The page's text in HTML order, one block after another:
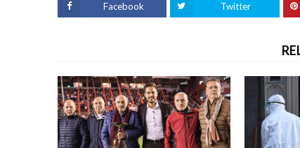
Facebook Twitter